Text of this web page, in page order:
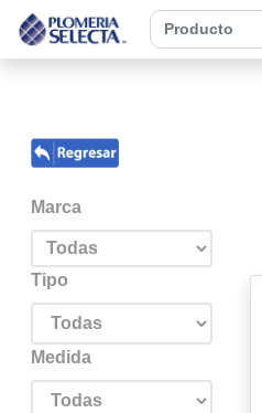
Marca
Tipo
Medida